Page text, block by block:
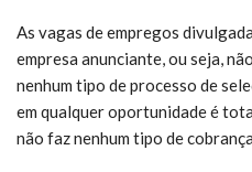
As vagas de empregos
empresa anunciante, ou seja,
nenhum tipo de processo de
em qualquer oportunidade é
não faz nenhum tipo de